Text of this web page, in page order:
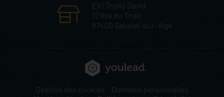
Eirl Trolio David
17 Rte du Theil
87400 Sauviat-sur-Vige
Gestion des cookies
Données personnelles